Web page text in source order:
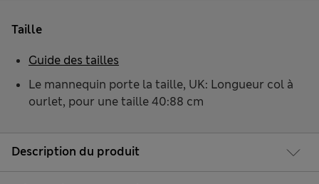
Description du produit
Taille
Le mannequin porte la taille, UK: Longueur col à
ourlet, pour une taille 40:88 cm
Guide des tailles